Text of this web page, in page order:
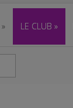
» LE CLUB »